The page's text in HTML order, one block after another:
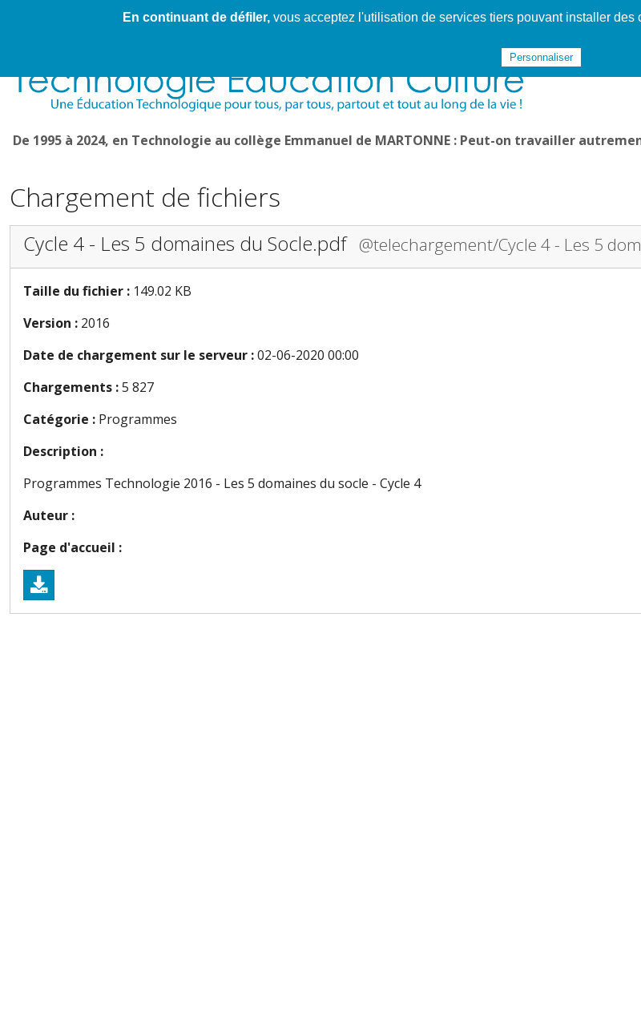
Cahier de textes patrickRICHARD Cahier de texte Websphère Les services De 1995 à
De 1995 à 2024, en Technologie au collège Emmanuel de MARTONNE : Peut-on travailler
Chargement de fichiers
Cycle 4 - Les 5 domaines du Socle.pdf @telechargement/Cycle 4 - Les 5
Taille du fichier : 149.02 KB
Version : 2016
Date de chargement sur le serveur :02-06-2020 00:00
Chargements :5 827
Catégorie : Programmes
Description :
Programmes Technologie 2016 - Les 5 domaines du socle - Cycle 4
Auteur :
Page d'accueil :
En continuant de défiler,vous acceptez l'utilisation de services tiers pouvant installer des
Personnaliser